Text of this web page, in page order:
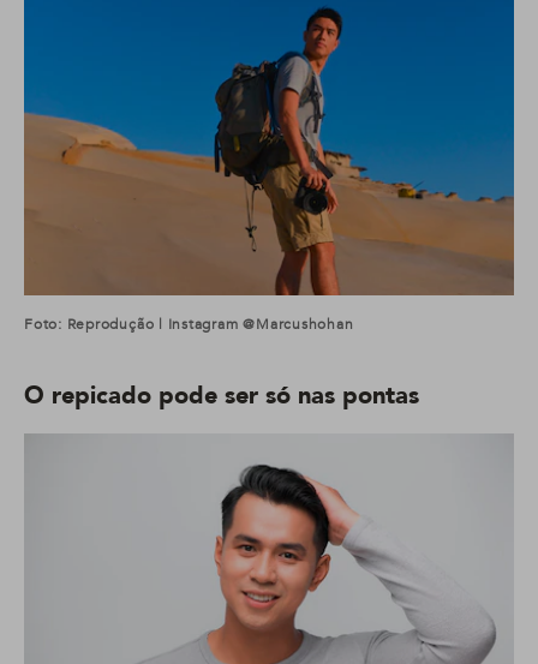
Foto: Reprodução | Instagram @marcushohan
O repicado pode ser só nas pontas